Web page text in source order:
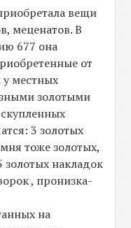
вещи
меценатов. В
677 она
от
местных
золотыми
3 золотых
тоже золотых,
золотых накладок
, пронизка-
на